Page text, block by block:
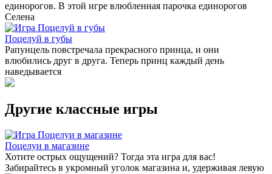
единорогов. В этой игре влюбленная парочка единорогов
Селена
Поцелуй в губы
Рапунцель повстречала прекрасного принца, и они
влюбились друг в друга. Теперь принц каждый день
наведывается
Другие классные игры
Поцелуи в магазине
Хотите острых ощущений? Тогда эта игра для вас!
Забирайтесь в укромный уголок магазина и, удерживая левую